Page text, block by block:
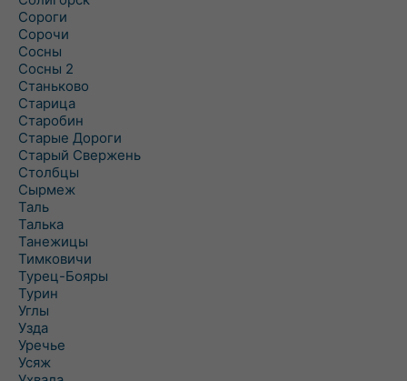
Сороги
Сорочи
Сосны
Сосны 2
Станьково
Старица
Старобин
Старые Дороги
Старый Свержень
Столбцы
Сырмеж
Таль
Талька
Танежицы
Тимковичи
Турец-Бояры
Турин
Углы
Узда
Уречье
Усяж